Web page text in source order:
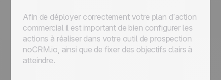
Afin de déployer correctement votre plan d’action
commercial il est important de bien configurer les
actions à réaliser dans votre outil de prospection
noCRM.io, ainsi que de fixer des objectifs clairs à
atteindre.